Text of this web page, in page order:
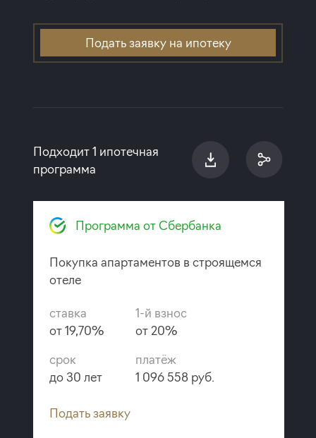
Подать заявку на ипотеку
Подходит 1 ипотечная
программа
Программа от Сбербанка
Покупка апартаментов в строящемся
отеле
ставка
от 19,70%
1-й взнос
от 20%
срок
до 30 лет
платёж
1 096 558 руб.
Подать заявку